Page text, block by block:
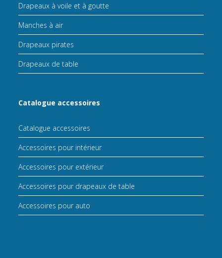
Drapeaux à voile et à goutte
Manches à air
Drapeaux pirates
Drapeaux de table
Catalogue accessoires
Catalogue accessoires
Accessoires pour intérieur
Accessoires pour extérieur
Accessoires pour drapeaux de table
Accessoires pour auto